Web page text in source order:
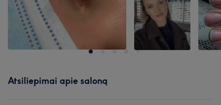
Atsiliepimai apie saloną